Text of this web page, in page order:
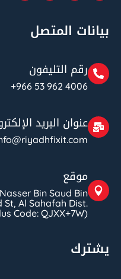
يشترك
بيانات المتصل
رقم التليفون
+966 53 962 4006
عنوان البريد
موقع
Bin Saud Bin
St, Al Sahafah Dist.
Code: QJXX+7W)